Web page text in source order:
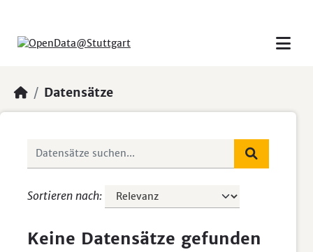
Datensätze
Sortieren nach
Keine Datensätze gefunden